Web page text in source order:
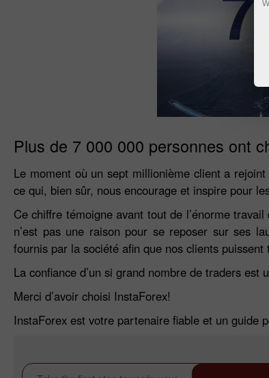
Plus de 7 000 000 personnes ont
Le moment où un sept millionième client a
ce qui, bien sûr, nous encourage et inspire pour
Ce chiffre témoigne avant tout de l’énorme
n’est pas une raison pour se reposer sur ses
fournis par la société afin que nos clients
La confiance d’un si grand nombre de traders
Merci d’avoir choisi InstaForex!
InstaForex est votre partenaire fiable et un guide